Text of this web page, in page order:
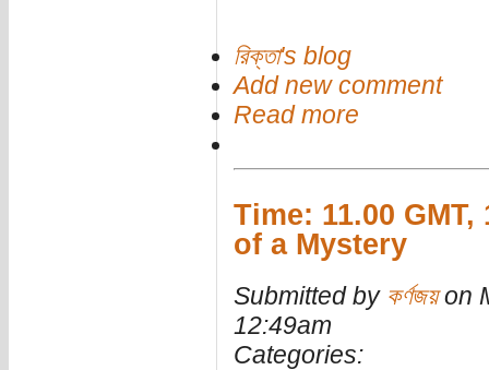
রিক্তা's blog
Add new comment
Read more
Time: 11.00
of a Mystery
Submitted by কর্ণজয়on
12:49am
Categories: